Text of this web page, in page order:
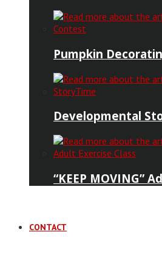
Pumpkin
Developmental
“KEEP MOVING”
CONTACT